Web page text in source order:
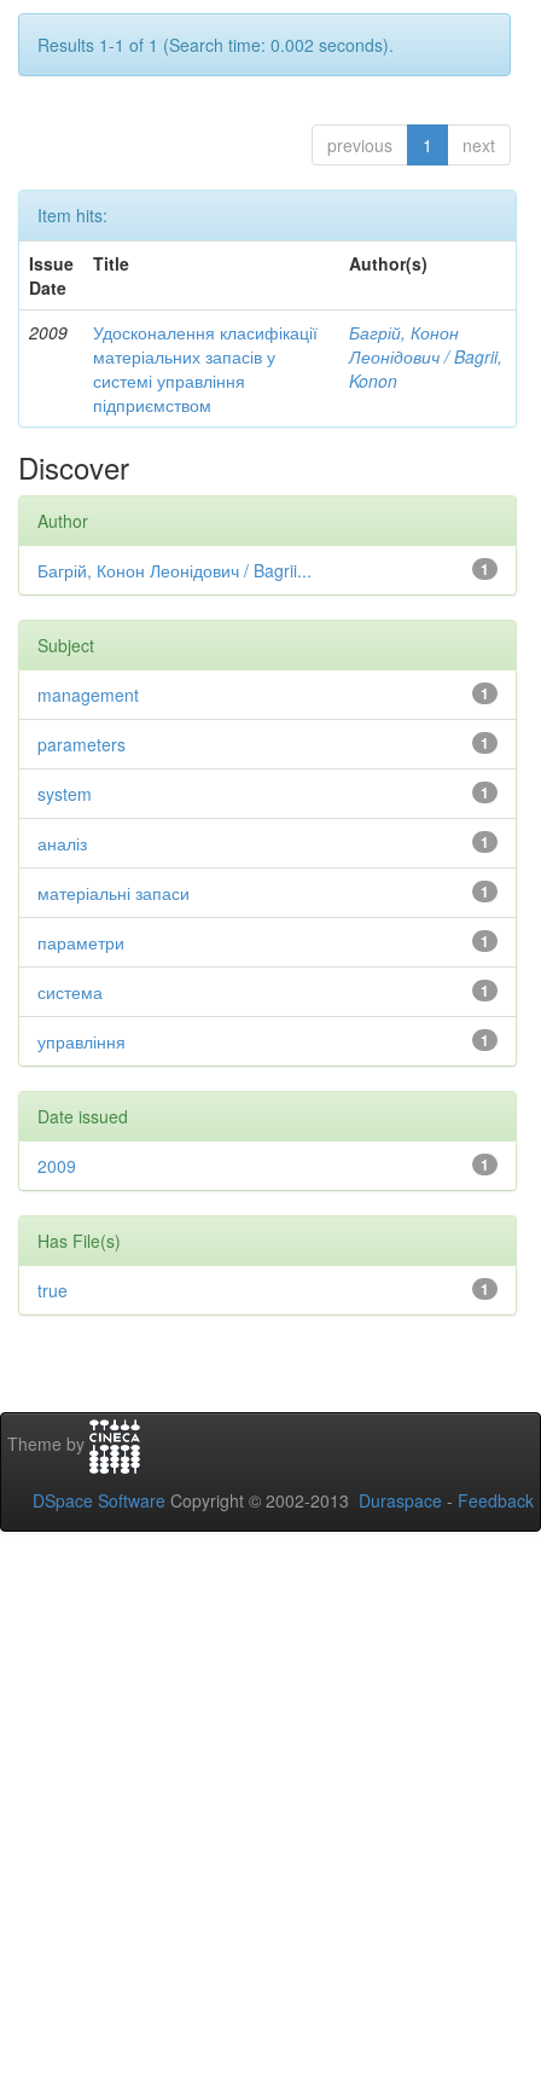
Results 1-1 of 1 (Search time: 0.002 seconds).
previous 1 next
Item hits:
Issue
Date
Title Author(s)
2009
Удосконалення класифікації
матеріальних запасів у
системі управління
підприємством
Багрій, Конон
Леонідович / Bagrii,
Konon
Discover
Author
1
Багрій, Конон Леонідович / Bagrii...
Subject
1
management
1
parameters
1
system
1
аналіз
1
матеріальні запаси
1
параметри
1
система
1
управління
Date issued
1
2009
Has File(s)
1
true
Theme by
DSpace Software Copyright © 2002-2013 Duraspace - Feedback